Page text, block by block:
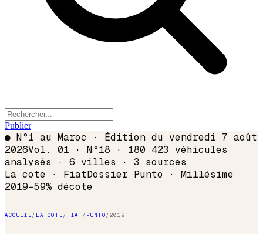
Publier
● N°1 au Maroc · Édition du vendredi 7 août
2026Vol. 01 · N°18 · 180 423 véhicules
analysés · 6 villes · 3 sources
La cote · FiatDossier Punto · Millésime
2019−59% décote
ACCUEIL/ LA COTE/ FIAT/ PUNTO/2019